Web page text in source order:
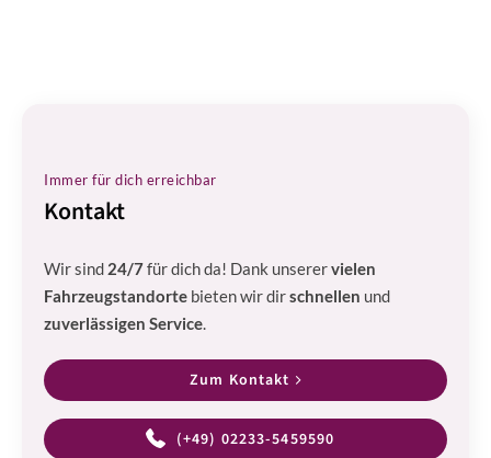
Immer für dich erreichbar
Kontakt
Wir sind 24/7für dich da! Dank unserervielen
Fahrzeugstandorte bieten wir dirschnellen und
zuverlässigen Service.
Zum Kontakt
(+49) 02233-5459590